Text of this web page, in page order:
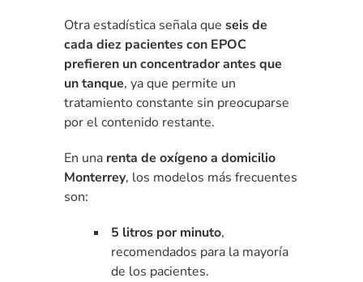
Otra estadística señala que seis de
cada diez pacientes con EPOC
prefieren un concentrador antes que
un tanque, ya que permite un
tratamiento constante sin preocuparse
por el contenido restante.
En una renta de oxígeno a domicilio
Monterrey, los modelos más frecuentes
son:
5 litros por minuto,
recomendados para la mayoría
de los pacientes.